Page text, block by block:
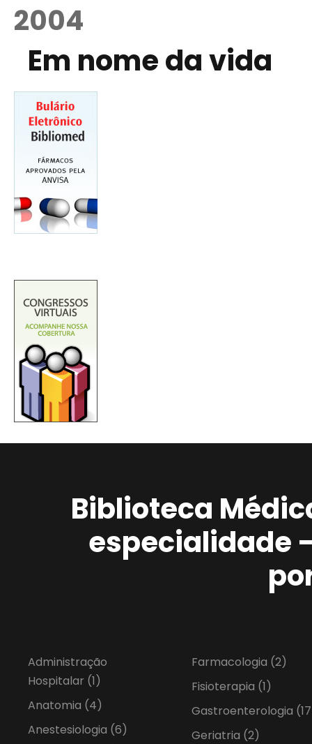
2004
Em nome da vida
Biblioteca
especialidade
Administração
Hospitalar (1)
Anatomia (4)
Anestesiologia (6)
Farmacologia (2)
Fisioterapia (1)
Gastroenterologia
Geriatria (2)